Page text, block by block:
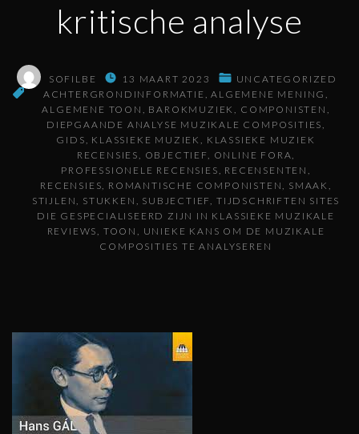
kritische analyse
SOFILBE 13 MAART 2023
UNCATEGORIZED
ACHTERGRONDINFORMATIE
ALGEMENE MENING
ALGEMENE TOON
BAROKMUZIEK
COMPONISTEN
DIEPGAANDE ANALYSE MUZIKALE COMPOSITIES
GIDS
KLASSIEKE MUZIEK
KLASSIEKE MUZIEK
RECENSIES
OBJECTIEF
ONLINE FORA
PROFESSIONELE RECENSIES
RECENSENTEN
RECENSIES
ROMANTISCHE COMPONISTEN
SMAAK
STIJLEN
STUKKEN SUBJECTIEF
TIJDSCHRIFTEN SITES
DIE GESPECIALISEERD ZIJN IN KLASSIEKE MUZIKALE
REVIEWS
TOON
UNIEKE KANS OM DE MUZIKALE
COMPOSITIES TE ANALYSEREN